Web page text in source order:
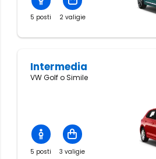
5 posti 2 valigie
Intermedia
VW Golf o Simile
5 posti 3 valigie